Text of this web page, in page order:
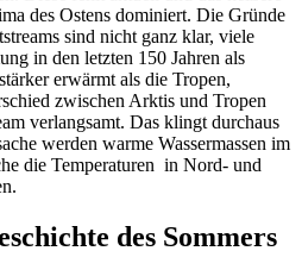
des Ostens dominiert. Die Gründe
sind nicht ganz klar, viele
in den letzten 150 Jahren als
erwärmt als die Tropen,
zwischen Arktis und Tropen
verlangsamt. Das klingt durchaus
werden warme Wassermassen im
die Temperaturen in Nord- und
des Sommers